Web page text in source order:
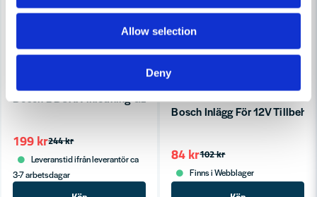
Allow selection
Deny
244 kr
199 kr
Leveranstid ifrån leverantör ca
3-7 arbetsdagar
Bosch Inlägg För 12V
102 kr
84 kr
Finns i Webblager